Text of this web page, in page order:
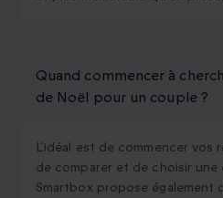
Quand commencer à
de Noël pour un couple ?
L’idéal est de commencer
de comparer et de choisir une
Smartbox propose également